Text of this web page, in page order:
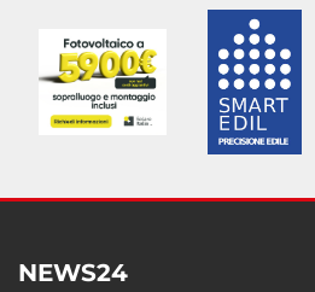
NEWS24